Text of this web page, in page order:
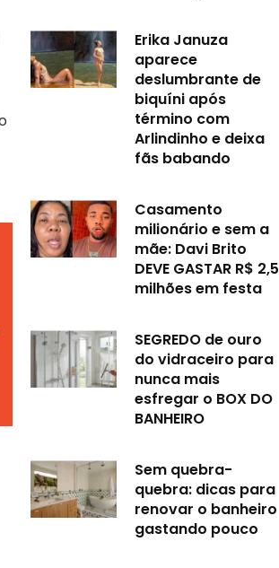
Erika Januza
aparece
deslumbrante de
biquíni após
término com
Arlindinho e deixa
fãs babando
Casamento
milionário e sem a
mãe: Davi Brito
DEVE GASTAR R$ 2,5
milhões em festa
SEGREDO de ouro
do vidraceiro para
nunca mais
esfregar o BOX DO
BANHEIRO
Sem quebra-
quebra: dicas para
renovar o banheiro
gastando pouco